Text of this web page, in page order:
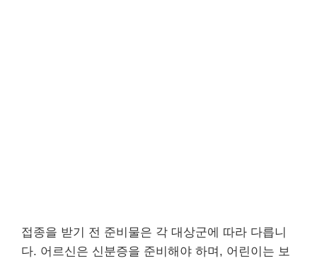
접종을 받기 전 준비물은 각 대상군에 따라 다릅니
다. 어르신은 신분증을 준비해야 하며, 어린이는 보